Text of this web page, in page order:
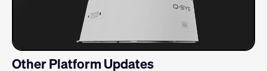
Other Platform Updates